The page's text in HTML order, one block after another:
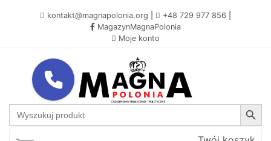
kontakt@magnapolonia.org +48 729 977 856
MagazynMagnaPolonia
Moje konto
Search
for:
Search Button